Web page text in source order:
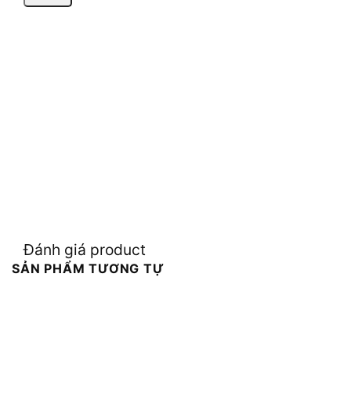
Đánh giá product
SẢN PHẨM TƯƠNG TỰ